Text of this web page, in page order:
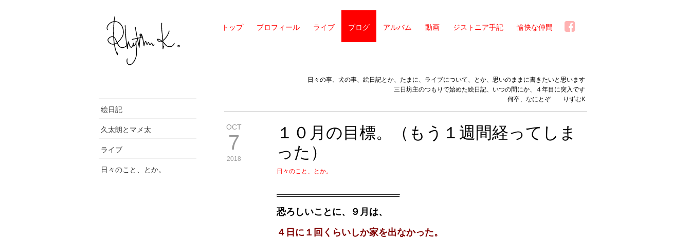
トップ プロフィール ライブ ブログ アルバム 動画 ジストニア手記 愉快な仲間
絵日記
久太朗とマメ太
ライブ
日々のこと、とか。
日々の事、犬の事、絵日記とか、たまに、ライブについて、とか、思いのままに書きたいと思います
三日坊主のつもりで始めた絵日記、いつの間にか、４年目に突入です
何卒、なにとぞ りずむK
OCT
7
2018
１０月の目標。（もう１週間経ってしま
った）
日々のこと、とか。
恐ろしいことに、９月は、
４日に１回くらいしか家を出なかった。